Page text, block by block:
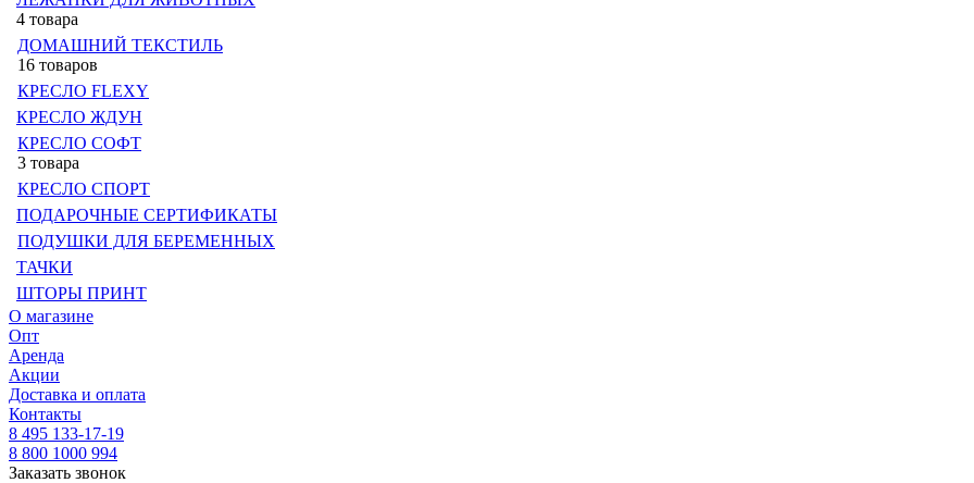
4 товара
ДОМАШНИЙ ТЕКСТИЛЬ
16 товаров
КРЕСЛО FLEXY
КРЕСЛО ЖДУН
КРЕСЛО СОФТ
3 товара
КРЕСЛО СПОРТ
ПОДАРОЧНЫЕ СЕРТИФИКАТЫ
ПОДУШКИ ДЛЯ БЕРЕМЕННЫХ
ТАЧКИ
ШТОРЫ ПРИНТ
О магазине
Опт
Аренда
Акции
Доставка и оплата
Контакты
8 495 133-17-19
8 800 1000 994
Заказать звонок